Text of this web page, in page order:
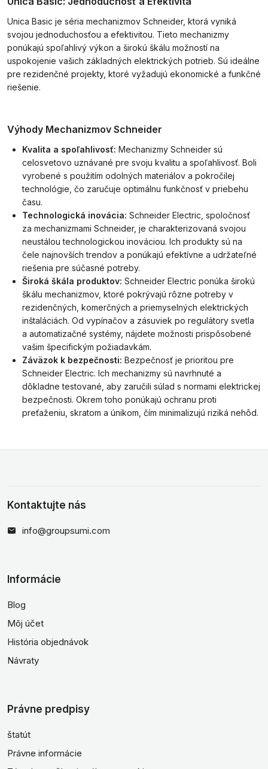
Unica Basic je séria mechanizmov Schneider, ktorá vyniká
svojou jednoduchosťou a efektivitou. Tieto mechanizmy
ponúkajú spoľahlivý výkon a širokú škálu možností na
uspokojenie vašich základných elektrických potrieb. Sú ideálne
pre rezidenčné projekty, ktoré vyžadujú ekonomické a funkčné
riešenie.
Výhody Mechanizmov Schneider
Kvalita a spoľahlivosť: Mechanizmy Schneider sú
celosvetovo uznávané pre svoju kvalitu a spoľahlivosť. Boli
vyrobené s použitím odolných materiálov a pokročilej
technológie, čo zaručuje optimálnu funkčnosť v priebehu
času.
Technologická inovácia: Schneider Electric, spoločnosť
za mechanizmami Schneider, je charakterizovaná svojou
neustálou technologickou inováciou. Ich produkty sú na
čele najnovších trendov a ponúkajú efektívne a udržateľné
riešenia pre súčasné potreby.
Široká škála produktov: Schneider Electric ponúka širokú
škálu mechanizmov, ktoré pokrývajú rôzne potreby v
rezidenčných, komerčných a priemyselných elektrických
inštaláciách. Od vypínačov a zásuviek po regulátory svetla
a automatizačné systémy, nájdete možnosti prispôsobené
vašim špecifickým požiadavkám.
Záväzok k bezpečnosti: Bezpečnosť je prioritou pre
Schneider Electric. Ich mechanizmy sú navrhnuté a
dôkladne testované, aby zaručili súlad s normami elektrickej
bezpečnosti. Okrem toho ponúkajú ochranu proti
preťaženiu, skratom a únikom, čím minimalizujú riziká nehôd.
Kontaktujte nás
info@groupsumi.com
Informácie
Blog
Môj účet
História objednávok
Návraty
Právne predpisy
štatút
Právne informácie